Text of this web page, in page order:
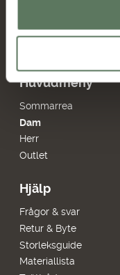
Huvudmeny
Sommarrea
Dam
Herr
Outlet
Hjälp
Frågor & svar
Retur & Byte
Storleksguide
Materiallista